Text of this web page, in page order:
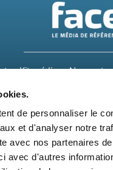
de personnaliser le
et d'analyser notre
avec nos partenaires
avec d'autres
Kit média Nos